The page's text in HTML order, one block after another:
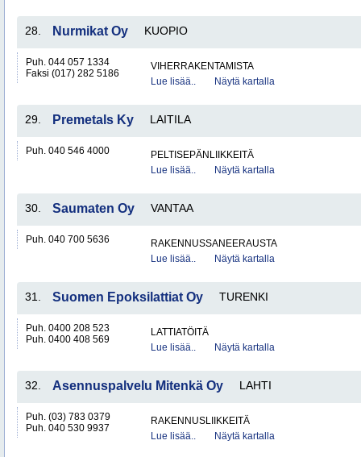
28. Nurmikat Oy KUOPIO
Puh. 044 057 1334
Faksi (017) 282 5186
VIHERRAKENTAMISTA
Lue lisää..
Näytä kartalla
29. Premetals Ky LAITILA
Puh. 040 546 4000
PELTISEPÄNLIIKKEITÄ
Lue lisää..
Näytä kartalla
30. Saumaten Oy VANTAA
Puh. 040 700 5636
RAKENNUSSANEERAUSTA
Lue lisää..
Näytä kartalla
31. Suomen Epoksilattiat Oy TURENKI
Puh. 0400 208 523
Puh. 0400 408 569
LATTIATÖITÄ
Lue lisää..
Näytä kartalla
32. Asennuspalvelu Mitenkä Oy LAHTI
Puh. (03) 783 0379
Puh. 040 530 9937
RAKENNUSLIIKKEITÄ
Lue lisää..
Näytä kartalla